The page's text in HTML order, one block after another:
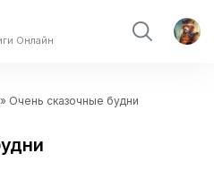
Онлайн
» Очень сказочные будни